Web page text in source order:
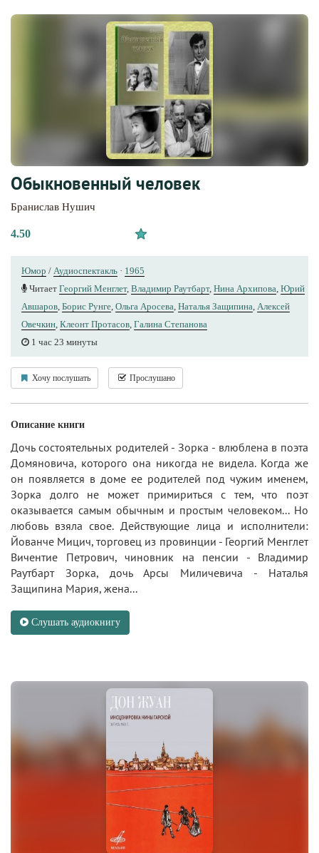
Обыкновенный человек
Бранислав Нушич
4.50
Юмор / Аудиоспектакль · 1965
Читает Георгий Менглет, Владимир Раутбарт, Нина Архипова, Юрий
Авшаров, Борис Рунге, Ольга Аросева, Наталья Защипина, Алексей
Овечкин, Клеонт Протасов, Галина Степанова
1 час 23 минуты
Хочу послушать Прослушано
Описание книги
Дочь состоятельных родителей - Зорка - влюблена в поэта
Домяновича, которого она никогда не видела. Когда же
он появляется в доме ее родителей под чужим именем,
Зорка долго не может примириться с тем, что поэт
оказывается самым обычным и простым человеком... Но
любовь взяла свое. Действующие лица и исполнители:
Йованче Мицич, торговец из провинции - Георгий Менглет
Вичентие Петрович, чиновник на пенсии - Владимир
Раутбарт Зорка, дочь Арсы Миличевича - Наталья
Защипина Мария, жена...
Слушать аудиокнигу